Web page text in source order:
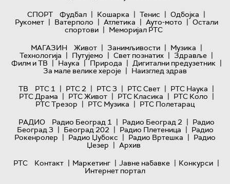
СПОРТ
Фудбал | Кошарка | Тенис | Одбојка |
Рукомет | Ватерполо | Атлетика | Ауто-мото | Остали
спортови | Меморијал РТС
МАГАЗИН
Живот | Занимљивости | Музика |
Технологијa | Путујемо | Свет познатих | Здравље |
Филм и ТВ | Наука | Природа | Дигитални предузетник |
За мале велике хероје | Наизглед здрав
ТВ
РТС 1 | РТС 2 | РТС 3 | РТС Свет | РТС Наука |
РТС Драма | РТС Живот | РТС Класика | РТС Коло |
РТС Трезор | РТС Музика | РТС Полетарац
РАДИО
Радио Београд 1 | Радио Београд 2 | Радио
Београд 3 | Београд 202 | Радио Плетеница | Радио
Рокенролер | Радио Џубокс | Радио Вртешка | Радио
Џезер | Архив
РТС
Контакт | Маркетинг | Јавне набавке | Конкурси |
Интернет портал